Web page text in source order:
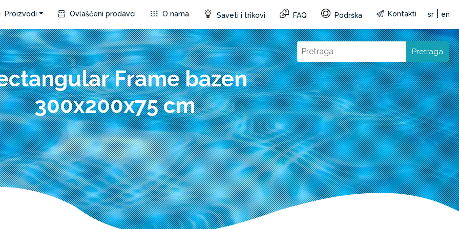
Proizvodi Ovlašćeni prodavci O nama Saveti i trikovi FAQ Podrška Kontakti sr en
Pretraga
Frame bazen
300x200x75 cm